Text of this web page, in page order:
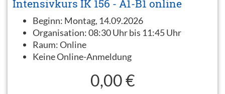
Intensivkurs IK 156 - A1-B1 online
Beginn: Montag, 14.09.2026
Organisation:08:30 Uhr bis 11:45 Uhr
Raum:Online
Keine Online-Anmeldung
0,00 €